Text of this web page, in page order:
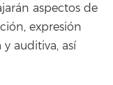
aspectos de
expresión
auditiva, así